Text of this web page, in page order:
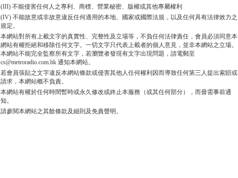
(III) 不能侵害任何人之專利、商標、營業秘密、版權或其他專屬權利
(IV) 不能故意或非故意違反任何適用的本地、國家或國際法規，以及任何具有法律效力之
規定。
本網站對所有上載文字的真實性、完整性及立場等，不負任何法律責任，會員必須同意本
網站有權拒絕和移除任何文字。一切文字只代表上載者的個人意見，並非本網站之立場。
本網站不能完全監察所有文字，若瀏覽者發現有文字出現問題，請電郵至
cs@metroradio.com.hk 通知本網站。
若會員張貼之文字違反本網站條款或侵害其他人任何權利因而導致任何第三人提出索賠或
請求，本網站概不負責。
本網站有權於任何時間暫時或永久修改或終止本服務（或其任何部分），而毋需事前通
知。
請參閱本網站之其餘條款及細則及免責聲明。